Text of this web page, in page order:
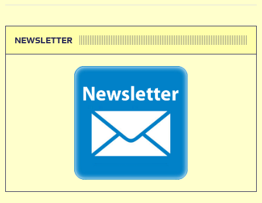
NEWSLETTER